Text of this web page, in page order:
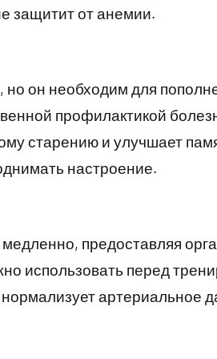
защитит от анемии.
он необходим для
профилактикой
старению и улучшает
настроение.
предоставляя
использовать перед
артериальное